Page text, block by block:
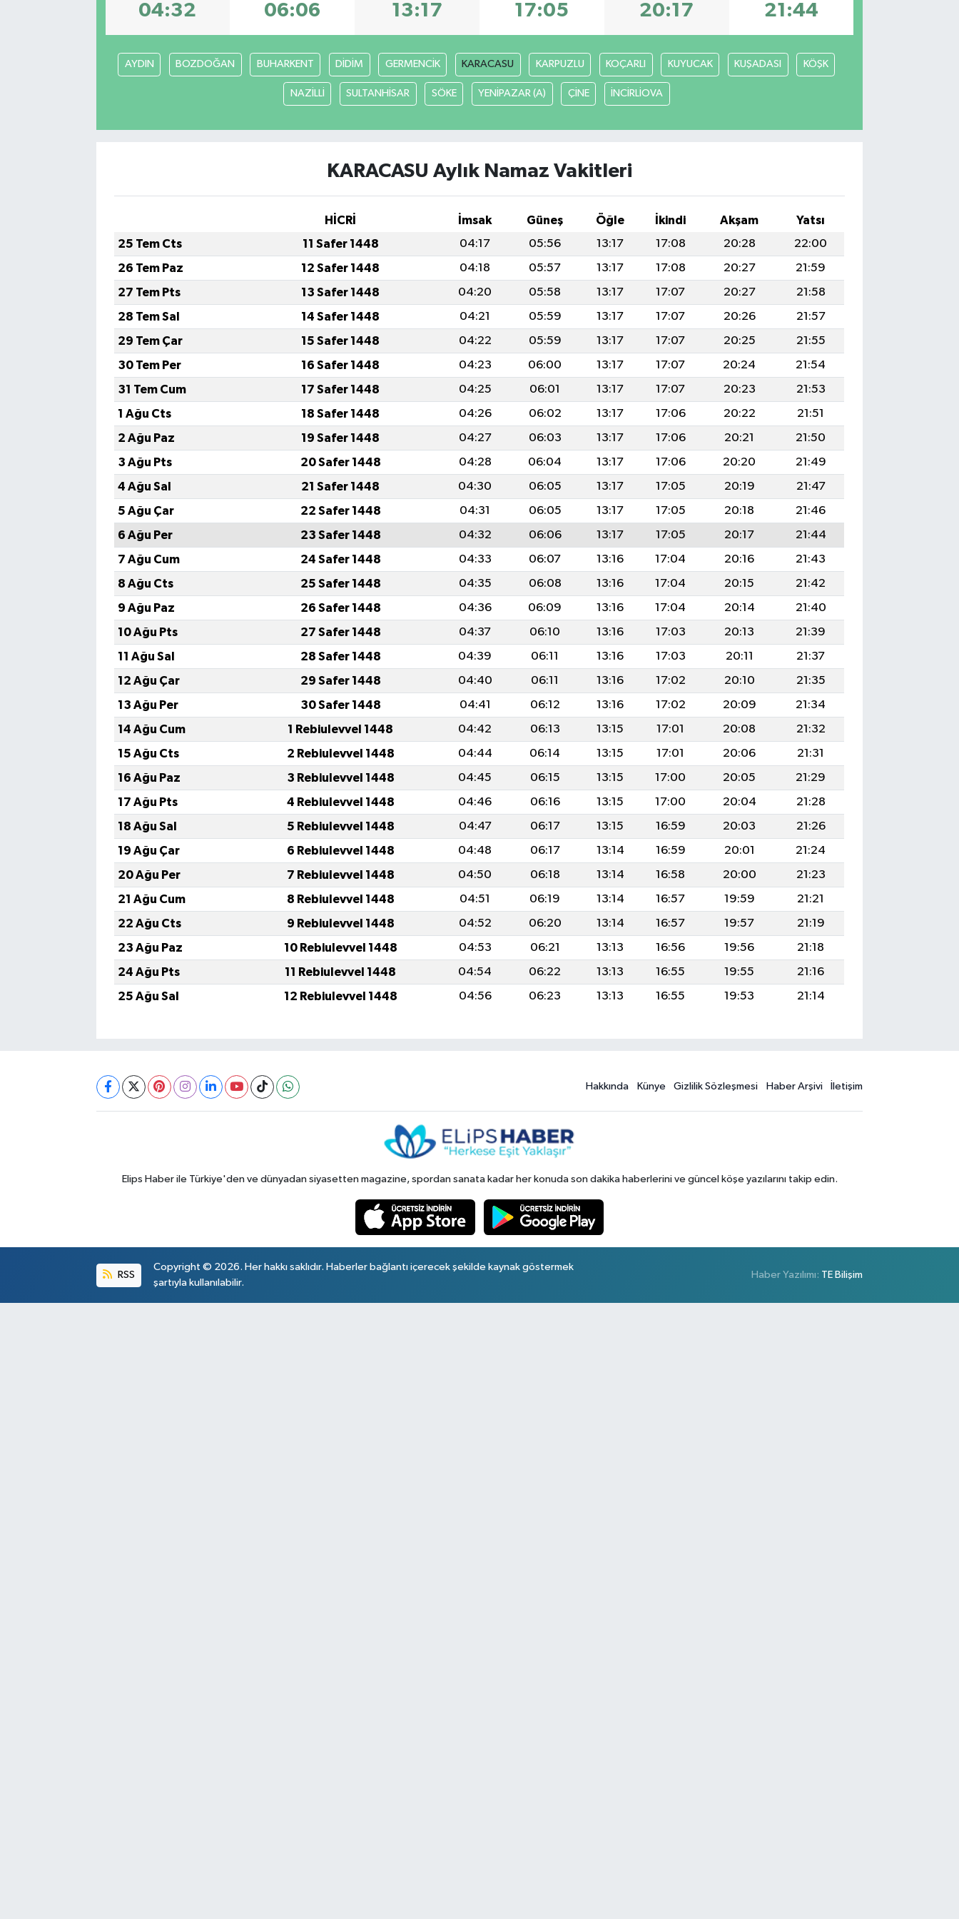
04:32 06:06 13:17 17:05 20:17 21:44
AYDIN BOZDOĞAN BUHARKENT DİDİM GERMENCİK KARACASU KARPUZLU KOÇARLI KUYUCAK KUŞADASI KÖŞK
NAZİLLİ SULTANHİSAR SÖKE YENİPAZAR (A) ÇİNE İNCİRLİOVA
KARACASU Aylık Namaz Vakitleri
HİCRİ İmsak Güneş Öğle İkindi Akşam
Yatsı
25 Tem Cts
11 Safer 1448 04:17 05:56 13:17 17:08 20:28
22:00
26 Tem Paz
12 Safer 1448 04:18 05:57 13:17 17:08 20:27
21:59
27 Tem Pts
13 Safer 1448 04:20 05:58 13:17 17:07 20:27
21:58
28 Tem Sal
14 Safer 1448 04:21 05:59 13:17 17:07 20:26
21:57
29 Tem Çar
15 Safer 1448 04:22 05:59 13:17 17:07 20:25
21:55
30 Tem Per
16 Safer 1448 04:23 06:00 13:17 17:07 20:24
21:54
31 Tem Cum
17 Safer 1448 04:25 06:01 13:17 17:07 20:23
21:53
1 Ağu Cts
18 Safer 1448 04:26 06:02 13:17 17:06 20:22
21:51
2 Ağu Paz
19 Safer 1448 04:27 06:03 13:17 17:06 20:21
21:50
3 Ağu Pts
20 Safer 1448 04:28 06:04 13:17 17:06 20:20
21:49
4 Ağu Sal
21 Safer 1448 04:30 06:05 13:17 17:05 20:19
21:47
5 Ağu Çar
22 Safer 1448 04:31 06:05 13:17 17:05 20:18
21:46
6 Ağu Per
23 Safer 1448 04:32 06:06 13:17 17:05 20:17
21:44
7 Ağu Cum
24 Safer 1448 04:33 06:07 13:16 17:04 20:16
21:43
8 Ağu Cts
25 Safer 1448 04:35 06:08 13:16 17:04 20:15
21:42
9 Ağu Paz
26 Safer 1448 04:36 06:09 13:16 17:04 20:14
21:40
10 Ağu Pts
27 Safer 1448 04:37 06:10 13:16 17:03 20:13
21:39
11 Ağu Sal
28 Safer 1448 04:39 06:11 13:16 17:03 20:11
21:37
12 Ağu Çar
29 Safer 1448 04:40 06:11 13:16 17:02 20:10
21:35
13 Ağu Per
30 Safer 1448 04:41 06:12 13:16 17:02 20:09
21:34
14 Ağu Cum
1 Rebiulevvel 1448 04:42 06:13 13:15 17:01 20:08
21:32
15 Ağu Cts
2 Rebiulevvel 1448 04:44 06:14 13:15 17:01 20:06
21:31
16 Ağu Paz
3 Rebiulevvel 1448 04:45 06:15 13:15 17:00 20:05
21:29
17 Ağu Pts
4 Rebiulevvel 1448 04:46 06:16 13:15 17:00 20:04
21:28
18 Ağu Sal
5 Rebiulevvel 1448 04:47 06:17 13:15 16:59 20:03
21:26
19 Ağu Çar
6 Rebiulevvel 1448 04:48 06:17 13:14 16:59 20:01
21:24
20 Ağu Per
7 Rebiulevvel 1448 04:50 06:18 13:14 16:58 20:00
21:23
21 Ağu Cum
8 Rebiulevvel 1448 04:51 06:19 13:14 16:57 19:59
21:21
22 Ağu Cts
9 Rebiulevvel 1448 04:52 06:20 13:14 16:57 19:57
21:19
23 Ağu Paz
10 Rebiulevvel 1448 04:53 06:21 13:13 16:56 19:56
21:18
24 Ağu Pts
11 Rebiulevvel 1448 04:54 06:22 13:13 16:55 19:55
21:16
25 Ağu Sal
12 Rebiulevvel 1448 04:56 06:23 13:13 16:55 19:53 21:14
Hakkında Künye Gizlilik Sözleşmesi Haber Arşivi İletişim
Elips Haber ile Türkiye'den ve dünyadan siyasetten magazine, spordan sanata kadar her konuda son dakika haberlerini ve güncel köşe yazılarını takip edin.
RSS
Copyright © 2026. Her hakkı saklıdır. Haberler bağlantı içerecek şekilde kaynak göstermek
şartıyla kullanılabilir.
Haber Yazılımı: TE Bilişim
2024 Seçim Sonuçları